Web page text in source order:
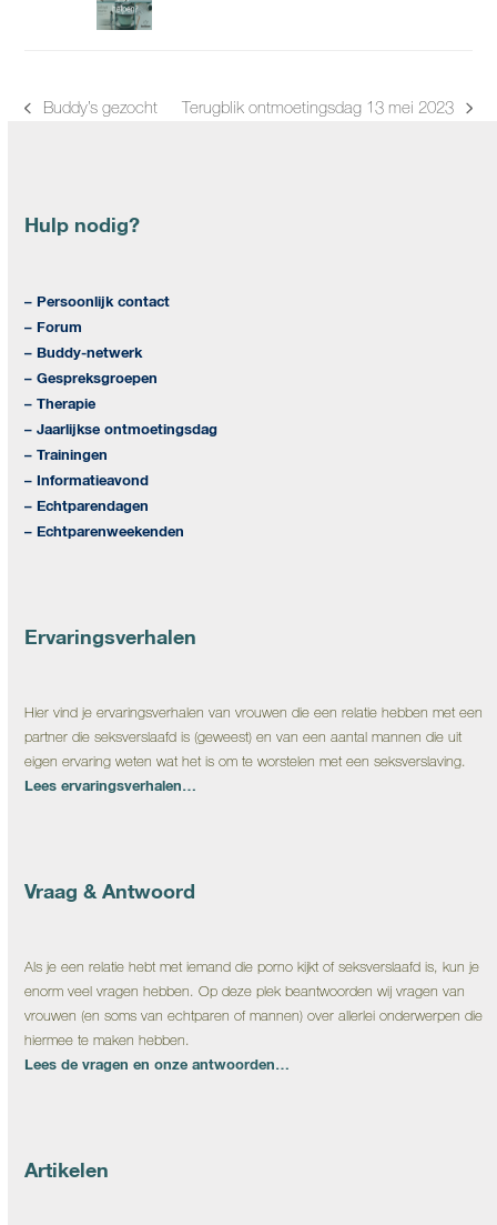
previous
Buddy’s gezocht
next
Terugblik ontmoetingsdag 13 mei 2023
Hulp nodig?
– Persoonlijk contact
– Forum
– Buddy-netwerk
– Gespreksgroepen
– Therapie
– Jaarlijkse ontmoetingsdag
– Trainingen
– Informatieavond
– Echtparendagen
– Echtparenweekenden
Ervaringsverhalen
Hier vind je ervaringsverhalen van vrouwen die een relatie hebben met een
partner die seksverslaafd is (geweest) en van een aantal mannen die uit
eigen ervaring weten wat het is om te worstelen met een seksverslaving.
Lees ervaringsverhalen…
Vraag & Antwoord
Als je een relatie hebt met iemand die porno kijkt of seksverslaafd is, kun je
enorm veel vragen hebben. Op deze plek beantwoorden wij vragen van
vrouwen (en soms van echtparen of mannen) over allerlei onderwerpen die
hiermee te maken hebben.
Lees de vragen en onze antwoorden…
Artikelen